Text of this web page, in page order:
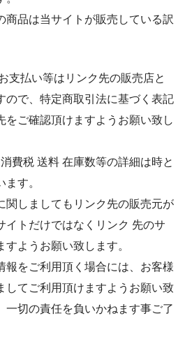
商品は当サイトが販売している訳
支払い等はリンク先の販売店と
ので、特定商取引法に基づく表記
をご確認頂けますようお願い致し
費税 送料 在庫数等の詳細は時と
す。
関しましてもリンク先の販売元が
イトだけではなくリンク 先のサ
ようお願い致します。
報をご利用頂く場合には、お客様
してご利用頂けますようお願い致
一切の責任を負いかねます事ご了